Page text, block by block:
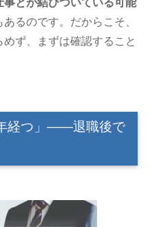
とが結びついている可能
あるのです。だからこそ、
ず、まずは確認すること
経つ」――退職後で